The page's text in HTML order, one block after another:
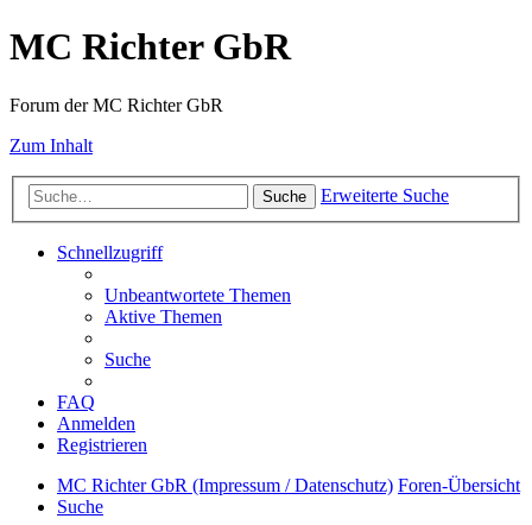
MC Richter GbR
Forum der MC Richter GbR
Zum Inhalt
Suche Erweiterte Suche
Schnellzugriff
Unbeantwortete Themen
Aktive Themen
Suche
FAQ
Anmelden
Registrieren
MC Richter GbR (Impressum / Datenschutz) Foren-Übersicht
Suche